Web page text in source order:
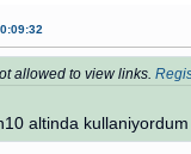
allowed to view links.
altinda